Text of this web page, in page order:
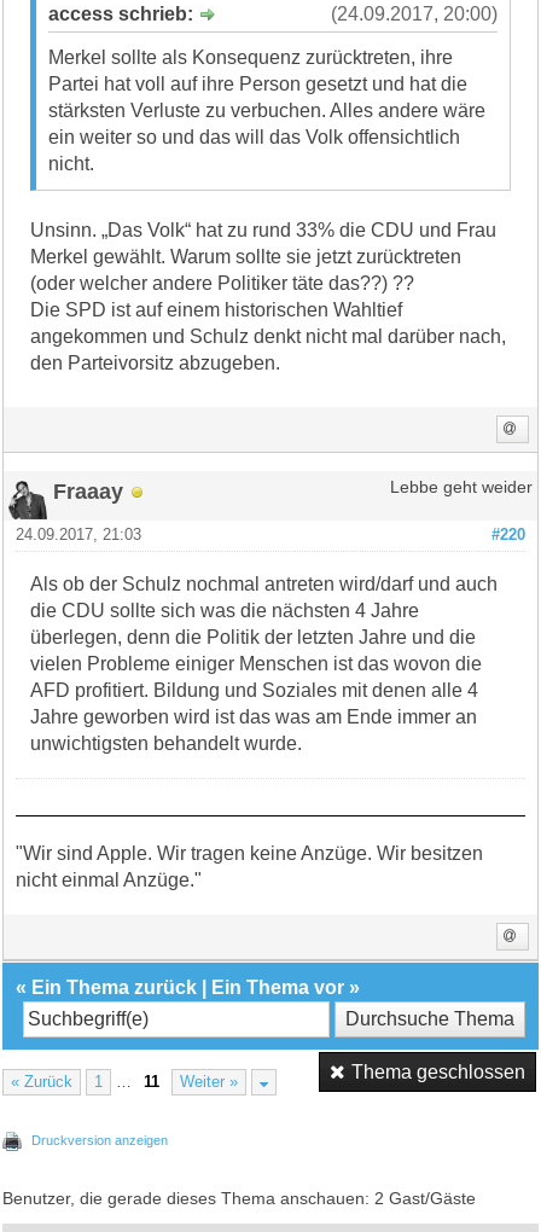
(24.09.2017, 20:00)
access schrieb:
Merkel sollte als Konsequenz zurücktreten, ihre
Partei hat voll auf ihre Person gesetzt und hat die
stärksten Verluste zu verbuchen. Alles andere wäre
ein weiter so und das will das Volk offensichtlich
nicht.
Unsinn. „Das Volk“ hat zu rund 33% die CDU und Frau
Merkel gewählt. Warum sollte sie jetzt zurücktreten
(oder welcher andere Politiker täte das??) ??
Die SPD ist auf einem historischen Wahltief
angekommen und Schulz denkt nicht mal darüber nach,
den Parteivorsitz abzugeben.
Fraaay Lebbe geht weider
#220
24.09.2017, 21:03
Als ob der Schulz nochmal antreten wird/darf und auch
die CDU sollte sich was die nächsten 4 Jahre
überlegen, denn die Politik der letzten Jahre und die
vielen Probleme einiger Menschen ist das wovon die
AFD profitiert. Bildung und Soziales mit denen alle 4
Jahre geworben wird ist das was am Ende immer an
unwichtigsten behandelt wurde.
"Wir sind Apple. Wir tragen keine Anzüge. Wir besitzen
nicht einmal Anzüge."
« Ein Thema zurück Ein Thema vor »
« Zurück 1 … 11 Weiter » Thema geschlossen
Druckversion anzeigen
Benutzer, die gerade dieses Thema anschauen: 2 Gast/Gäste